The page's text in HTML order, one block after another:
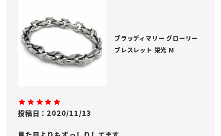
ブラッディマリー グローリー
ブレスレット 栄光 M
投稿日 2020/11/13